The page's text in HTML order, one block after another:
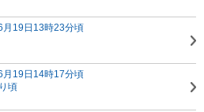
19日13時23分頃
19日14時17分頃
頃